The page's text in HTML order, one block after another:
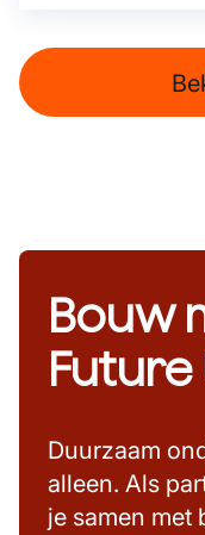
Bouw
Future
Duurzaam
alleen. Als
je samen met